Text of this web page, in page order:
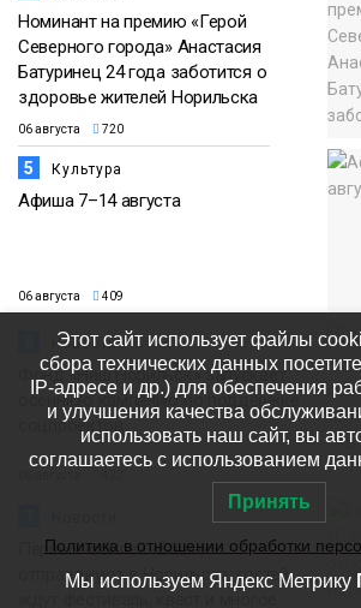
Номинант на премию «Герой
Северного города» Анастасия
Батуринец 24 года заботится о
здоровье жителей Норильска
06 августа 720
5 Культура
Афиша 7–14 августа
06 августа 409
Новости
Фонд «Наш Норильск» запускает
осеннюю кампанию по поддержке
соцпроектов
Первый юбилей «Башни»
отпразднуют в Норильске: гостей
Этот сайт использует файлы
сбора технических данных
IP-адресе и др.) для обеспечения
и улучшения качества
использовать наш сайт, вы
соглашаетесь с использованием
Принять
Политика в отношении обработки
Мы используем Яндекс Метрику